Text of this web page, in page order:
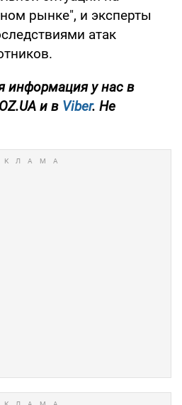
рынке", и эксперты
атак
информация у нас в
и в Viber. Не